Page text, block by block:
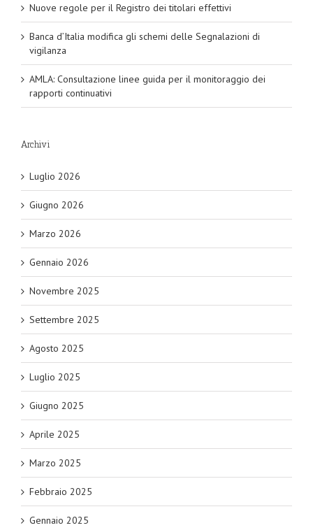
Nuove regole per il Registro dei titolari effettivi
Banca d’Italia modifica gli schemi delle Segnalazioni di
vigilanza
AMLA: Consultazione linee guida per il monitoraggio dei
rapporti continuativi
Archivi
Luglio 2026
Giugno 2026
Marzo 2026
Gennaio 2026
Novembre 2025
Settembre 2025
Agosto 2025
Luglio 2025
Giugno 2025
Aprile 2025
Marzo 2025
Febbraio 2025
Gennaio 2025